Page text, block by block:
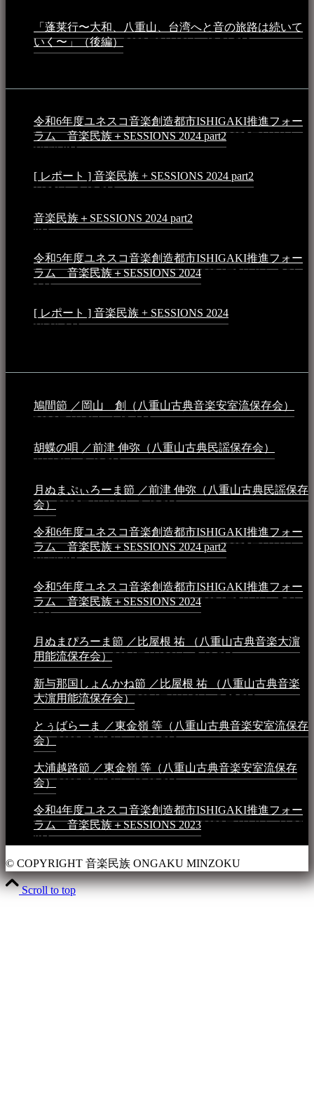
「蓬莱行〜大和、八重山、台湾へと音の旅路は続いて
いく〜」（後編）2023年3月18日 - 12:31 PM
令和6年度ユネスコ音楽創造都市ISHIGAKI推進フォー
ラム 音楽民族＋SESSIONS 2024 part22025年1月1日 -
10:50 PM
[ レポート ] 音楽民族 + SESSIONS 2024 part2
月25日 - 9:13 PM
音楽民族＋SESSIONS 2024 part2
PM
令和5年度ユネスコ音楽創造都市ISHIGAKI推進フォー
ラム 音楽民族＋SESSIONS 20242024年5月4日 - 7:21
AM
[ レポート ] 音楽民族 + SESSIONS 2024
10:16 AM
鳩間節 ／岡山 創（八重山古典音楽安室流保存会）
2026年4月6日 - 1:13 AM
胡蝶の唄 ／前津 伸弥（八重山古典民謡保存会）
4月16日 - 3:48 PM
月ぬまぷぃろーま節 ／前津 伸弥（八重山古典民謡保存
会）2025年4月16日 - 3:48 PM
令和6年度ユネスコ音楽創造都市ISHIGAKI推進フォー
ラム 音楽民族＋SESSIONS 2024 part22025年1月1日 -
10:50 PM
令和5年度ユネスコ音楽創造都市ISHIGAKI推進フォー
ラム 音楽民族＋SESSIONS 20242024年5月4日 - 7:21
AM
月ぬまぴろーま節 ／比屋根 祐 （八重山古典音楽大濵
用能流保存会）2024年4月20日 - 5:19 PM
新与那国しょんかね節 ／比屋根 祐 （八重山古典音楽
大濵用能流保存会）2024年4月16日 - 3:57 PM
とぅばらーま ／東金嶺 等（八重山古典音楽安室流保存
会）2023年5月5日 - 10:08 PM
大浦越路節 ／東金嶺 等（八重山古典音楽安室流保存
会）2023年5月5日 - 10:03 PM
令和4年度ユネスコ音楽創造都市ISHIGAKI推進フォー
ラム 音楽民族＋SESSIONS 20232023年4月4日 - 11:36
PM
© COPYRIGHT 音楽民族 ONGAKU MINZOKU
Scroll to top